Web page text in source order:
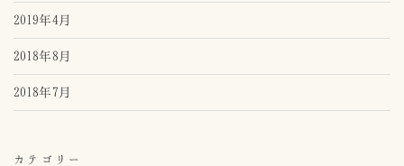
2019年4月
2018年8月
2018年7月
カテゴリー